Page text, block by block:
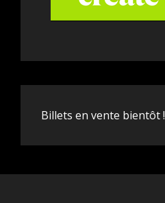
Billets en vente bientôt !